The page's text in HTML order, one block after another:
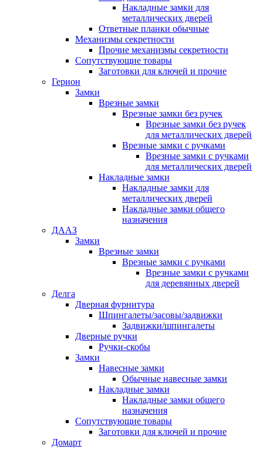
Накладные замки для
металлических дверей
Ответные планки обычные
Механизмы секретности
Прочие механизмы секретности
Сопутствующие товары
Заготовки для ключей и прочие
Герион
Замки
Врезные замки
Врезные замки без ручек
Врезные замки без ручек
для металлических дверей
Врезные замки с ручками
Врезные замки с ручками
для металлических дверей
Накладные замки
Накладные замки для
металлических дверей
Накладные замки общего
назначения
ДААЗ
Замки
Врезные замки
Врезные замки с ручками
Врезные замки с ручками
для деревянных дверей
Делга
Дверная фурнитура
Шпингалеты/засовы/задвижки
Задвижки/шпингалеты
Дверные ручки
Ручки-скобы
Замки
Навесные замки
Обычные навесные замки
Накладные замки
Накладные замки общего
назначения
Сопутствующие товары
Заготовки для ключей и прочие
Домарт